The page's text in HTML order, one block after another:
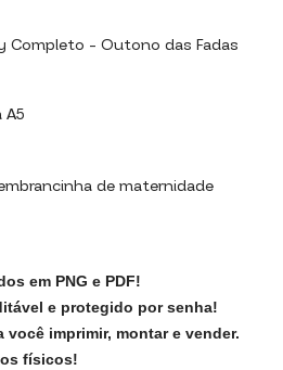
Completo – Outono das Fadas
A5
de maternidade
em PNG e PDF!
e protegido por senha!
imprimir, montar e vender.
físicos!